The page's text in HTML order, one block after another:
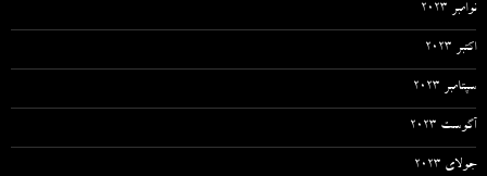
نوامبر 2023
اکتبر 2023
سپتامبر 2023
آگوست 2023
جولای 2023